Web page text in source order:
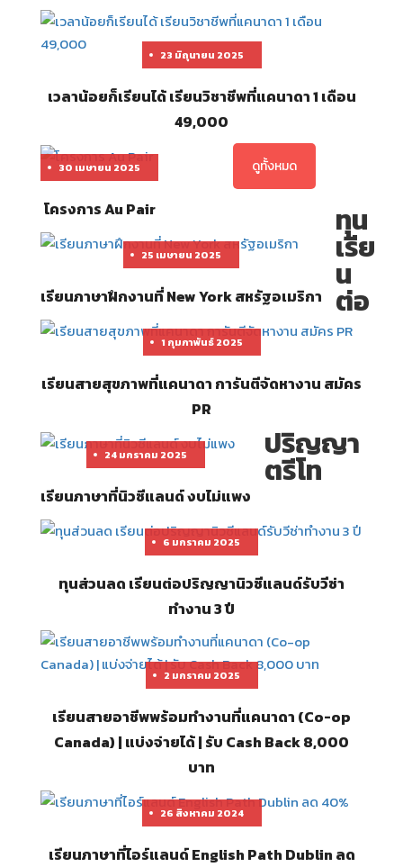
23 มิถุนายน 2025
เวลาน้อยก็เรียนได้ เรียนวิชาชีพที่แคนาดา 1 เดือน
49,000
30 เมษายน 2025
โครงการ Au Pair
25 เมษายน 2025
เรียนภาษาฝึกงานที่ New York สหรัฐอเมริกา
1 กุมภาพันธ์ 2025
เรียนสายสุขภาพที่แคนาดา การันตีจัดหางาน สมัคร
PR
24 มกราคม 2025
เรียนภาษาที่นิวซีแลนด์ งบไม่แพง
6 มกราคม 2025
ทุนส่วนลด เรียนต่อปริญญานิวซีแลนด์รับวีซ่า
ทำงาน 3 ปี
2 มกราคม 2025
เรียนสายอาชีพพร้อมทำงานที่แคนาดา (Co-op
Canada) | แบ่งจ่ายได้ | รับ Cash Back 8,000
บาท
26 สิงหาคม 2024
เรียนภาษาที่ไอร์แลนด์ English Path Dublin ลด
ดูทั้งหมด
ทุน
เรีย
น
ต่อ
ปริญญา
ตรีโท